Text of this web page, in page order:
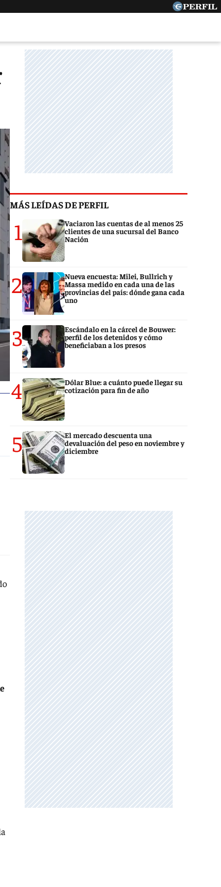
MÁS LEÍDAS DE PERFIL
1
Vaciaron las cuentas de al menos 25
clientes de una sucursal del Banco
Nación
2
Nueva encuesta: Milei, Bullrich y
Massa medido en cada una de las
provincias del país: dónde gana cada
uno
3
Escándalo en la cárcel de Bouwer:
perfil de los detenidos y cómo
beneficiaban a los presos
4
Dólar Blue: a cuánto puede llegar su
cotización para fin de año
5
El mercado descuenta una
devaluación del peso en noviembre y
diciembre